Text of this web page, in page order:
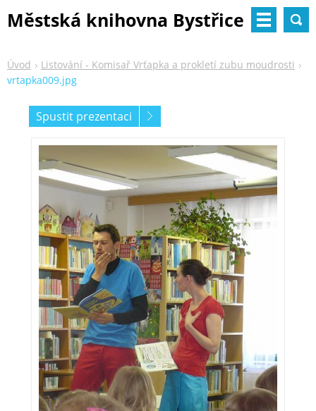
Městská knihovna Bystřice
Úvod
Listování - Komisař Vrťapka a prokletí zubu moudrosti
vrtapka009.jpg
Spustit prezentaci